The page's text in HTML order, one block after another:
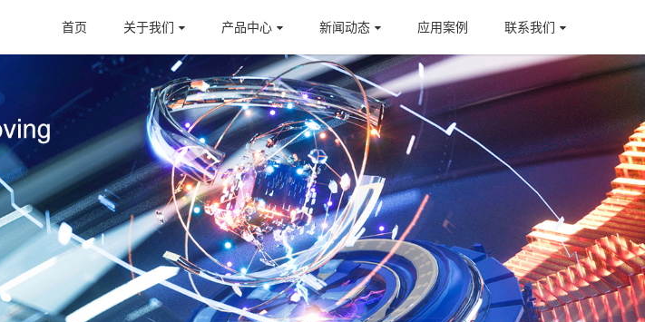
首页 关于我们 产品中心 新闻动态 应用案例 联系我们